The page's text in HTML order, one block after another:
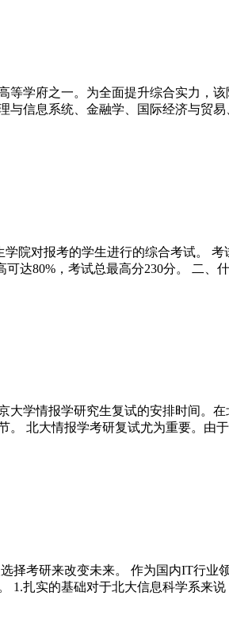
学府之一。为全面提升综合实力，
信息系统、金融学、国际经济与贸
院对报考的学生进行的综合考试。
达80%，考试总最高分230分。 二、
学情报学研究生复试的安排时间。
北大情报学考研复试尤为重要。由
择考研来改变未来。 作为国内IT行
扎实的基础对于北大信息科学系来